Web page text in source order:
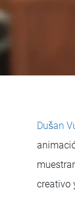
Dušan
creativo